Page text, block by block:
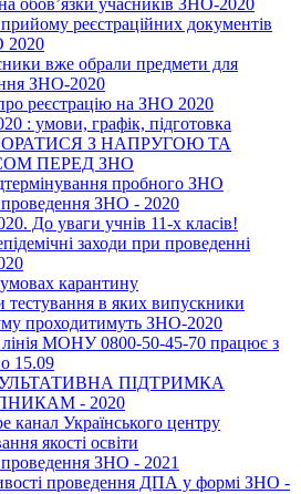
обов’язки учасників ЗНО-2020
реєстраційних документів
2020
вже обрали предмети для
ЗНО-2020
реєстрацію на ЗНО 2020
: умови, графік, підготовка
З НАПРУГОЮ ТА
ПЕРЕД ЗНО
пробного ЗНО
проведення ЗНО - 2020
До уваги учнів 11-х класів!
заходи при проведенні
карантину
тестування в яких випускники
проходитимуть ЗНО-2020
лінія МОНУ 0800-50-45-70 працює з
15.09
ПІДТРИМКА
- 2020
канал Українського центру
якості освіти
проведення ЗНО - 2021
проведення ДПА у формі ЗНО -